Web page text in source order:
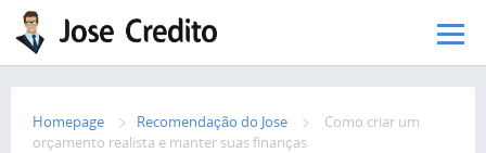
Pular para o conteúdo principal
Homepage Recomendação do Jose
Como criar um
orçamento realista e manter suas finanças